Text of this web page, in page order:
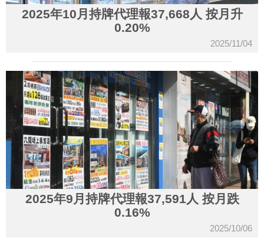
2025年10月持牌代理報37,668人 按月升
0.20%
2025/11/04
2025年9月持牌代理報37,591人 按月跌
0.16%
2025/10/06